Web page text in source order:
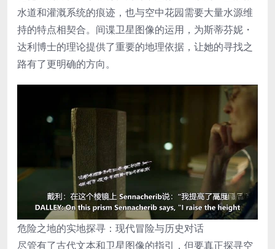
水道和灌溉系统的痕迹，也与空中花园需要大量水源维
持的特点相契合。间谍卫星图像的运用，为斯蒂芬妮・
达利博士的理论提供了重要的地理依据，让她的寻找之
路有了更明确的方向。
危险之地的实地探寻：现代冒险与历史对话
尽管有了古代文本和卫星图像的指引，但要真正探寻空